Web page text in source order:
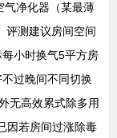
气净化器（某最薄
评测建议房间空间
小时换气5平方房
过晚间不同切换
无高效累式除多用
因若房间过涨除毒